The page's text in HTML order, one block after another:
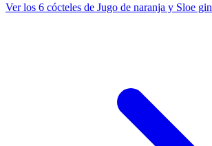
Ver los 6 cócteles de Jugo de naranja y Sloe gin